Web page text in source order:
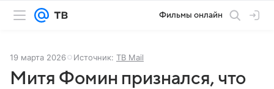
Фильмы онлайн
19 марта 2026 Источник: ТВ Mail
Митя Фомин признался, что